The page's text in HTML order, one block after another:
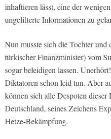
inhaftieren lässt, eine der
ungefilterte Informationen zu
Nun musste sich die Tochter und
türkischer Finanzminister) vom
sogar beleidigen lassen.
Diktatoren schon leid tun. Aber
können sich alle Despoten dieser
Deutschland, seines Zeichens
Hetze-Bekämpfung.